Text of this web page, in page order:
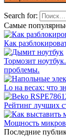
Search for:
Самые
Как
Тормозит
проблемы.
Lo на весах: что
Рейтинг лучших
Мощность
Последние